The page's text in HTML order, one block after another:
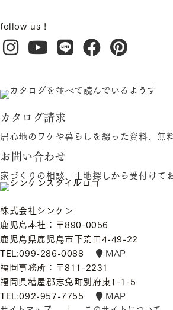
follow us !
カタログ請求
居心地のワケや暮らしを綴った資料、無
お問い合わせ
家づくりの相談、土地探しから受付けて
株式会社シンケン
鹿児島本社：〒890-0056
鹿児島県鹿児島市下荒田4-49-22
TEL:099-286-0088
MAP
福岡事務所：〒811-2231
福岡県糟屋郡志免町別府東1-1-5
TEL:092-957-7755
MAP